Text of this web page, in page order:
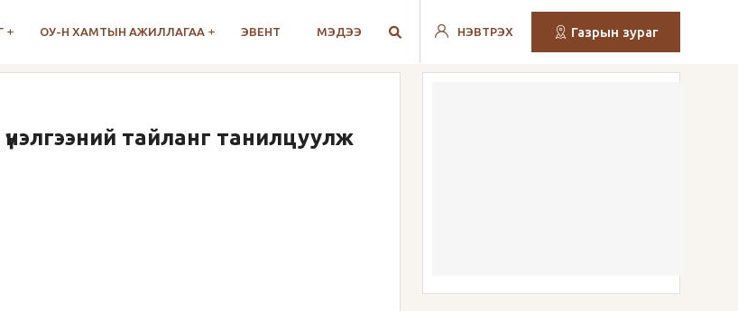
ОУ-Н ХАМТЫН АЖИЛЛАГАА ЭВЕНТ МЭДЭЭ НЭВТРЭХ Газрын зураг
тайланг танилцуулж